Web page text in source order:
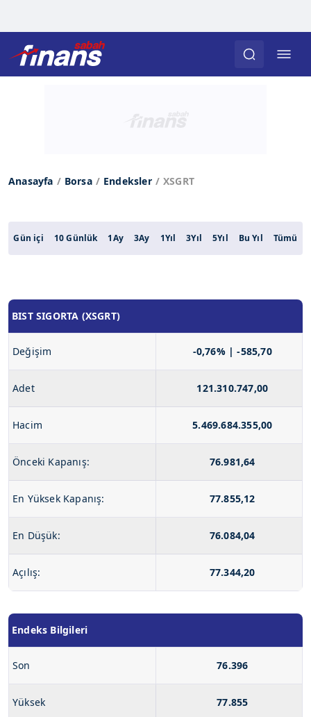
Anasayfa Borsa Endeksler XSGRT
Gün içi 10 Günlük 1Ay 3Ay 1Yıl 3Yıl 5Yıl Bu Yıl Tümü
BIST SIGORTA (XSGRT)
Değişim -0,76% | -585,70
Adet 121.310.747,00
Hacim 5.469.684.355,00
Önceki Kapanış: 76.981,64
En Yüksek Kapanış: 77.855,12
En Düşük: 76.084,04
Açılış: 77.344,20
Endeks Bilgileri
Son 76.396
Yüksek 77.855